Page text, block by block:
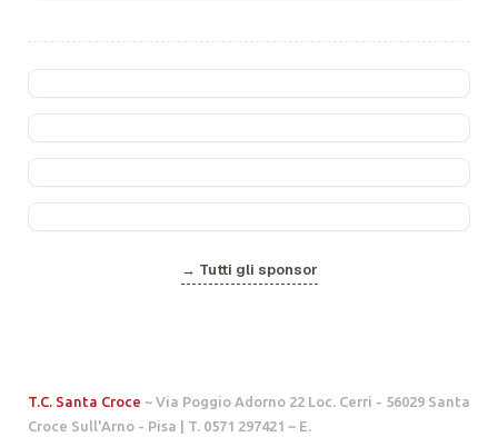
→ Tutti gli sponsor
T.C. Santa Croce ~ Via Poggio Adorno 22 Loc. Cerri - 56029 Santa
Croce Sull'Arno - Pisa | T. 0571 297421 ~ E.